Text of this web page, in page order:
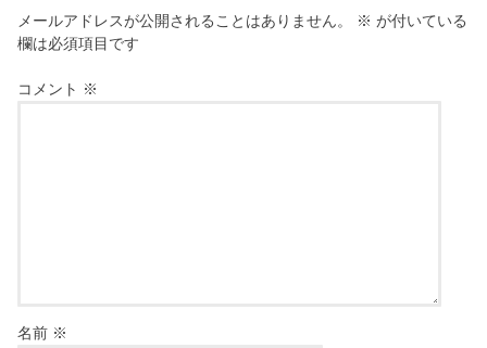
メールアドレスが公開されることはありません。 ※ が付いている
欄は必須項目です
コメント ※
名前 ※